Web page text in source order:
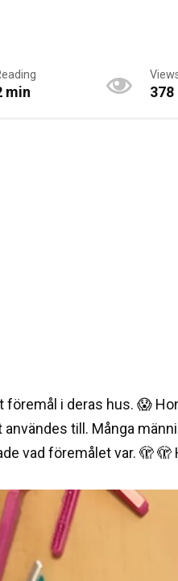
min 378
i deras hus. 😱
till. Många
vad föremålet var. 🫣 🫣